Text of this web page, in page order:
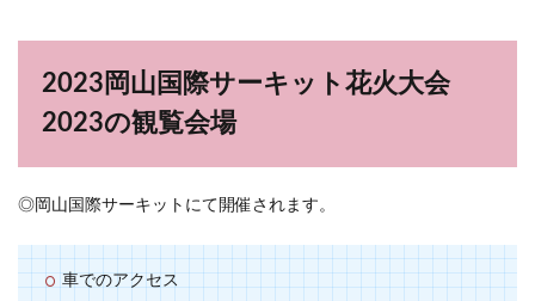
2023岡山国際サーキット花火大会
2023の観覧会場
◎岡山国際サーキットにて開催されます。
車でのアクセス